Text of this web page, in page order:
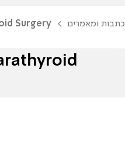
כתבות ומאמרים Surgery